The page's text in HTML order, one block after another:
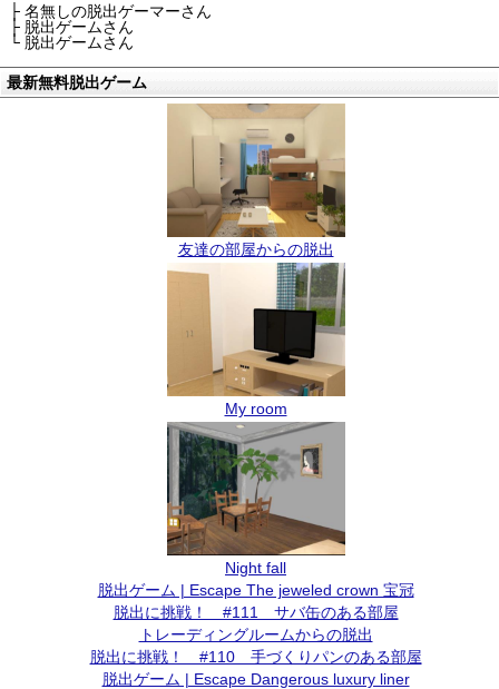
├ 名無しの脱出ゲーマーさん
├ 脱出ゲームさん
└ 脱出ゲームさん
最新無料脱出ゲーム
友達の部屋からの脱出
My room
Night fall
脱出ゲーム | Escape The jeweled crown 宝冠
脱出に挑戦！ #111 サバ缶のある部屋
トレーディングルームからの脱出
脱出に挑戦！ #110 手づくりパンのある部屋
脱出ゲーム | Escape Dangerous luxury liner